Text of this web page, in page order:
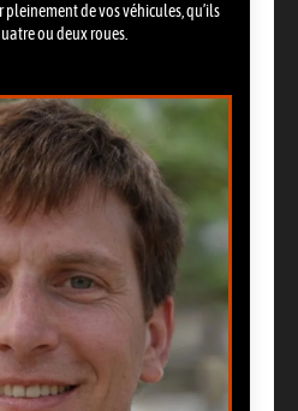
de vos véhicules, qu’ils
ou deux roues.